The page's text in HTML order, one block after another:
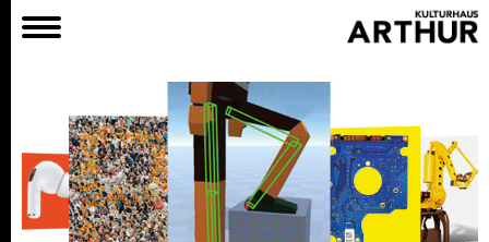
Film
Bühne
Workshop
Kreativangebote